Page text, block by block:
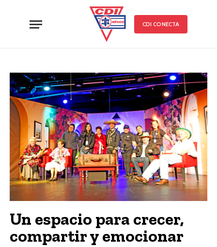
CDI CONECTA
Un espacio para crecer,
compartir y emocionar